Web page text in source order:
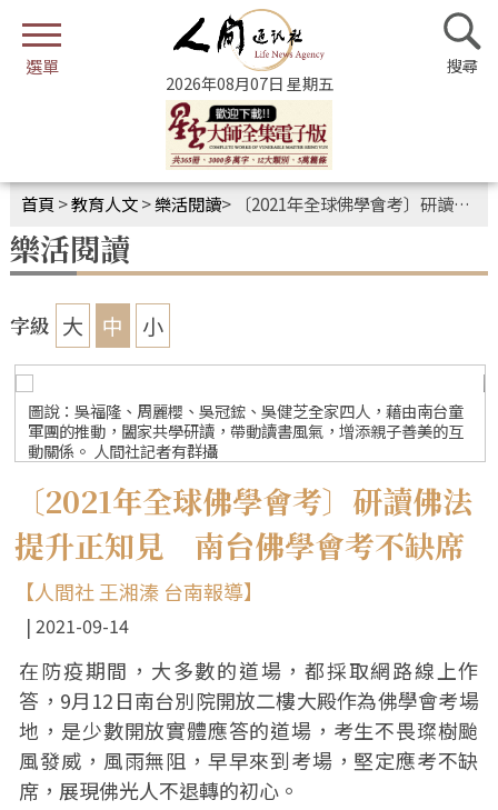
2026年08月07日 星期五
首頁 >教育人文>樂活閱讀> 〔2021年全球佛學會考〕研讀佛法提升正知見 南台佛學會考不缺席
樂活閱讀
字級 大 中 小
圖說：吳福隆、周麗櫻、吳冠鋐、吳健芝全家四人，藉由南台童
軍團的推動，闔家共學研讀，帶動讀書風氣，增添親子善美的互
動關係。 人間社記者有群攝
〔2021年全球佛學會考〕研讀佛法
提升正知見 南台佛學會考不缺席
【人間社 王湘溱 台南報導】
2021-09-14
在防疫期間，大多數的道場，都採取網路線上作
答，9月12日南台別院開放二樓大殿作為佛學會考場
地，是少數開放實體應答的道場，考生不畏璨樹颱
風發威，風雨無阻，早早來到考場，堅定應考不缺
席，展現佛光人不退轉的初心。